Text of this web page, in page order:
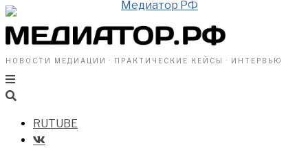
НОВОСТИ МЕДИАЦИИ · ПРАКТИЧЕСКИЕ КЕЙСЫ · ИНТЕРВЬЮ
RUTUBE